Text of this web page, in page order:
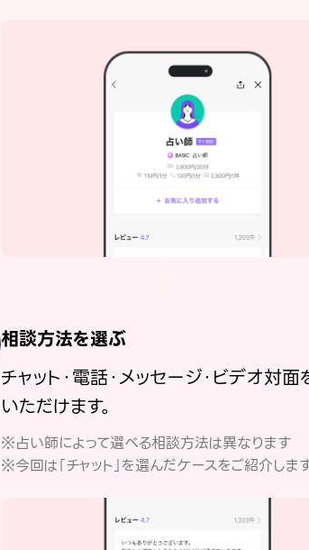
相談方法を選ぶ
チャット・電話・メッセージ・ビデオ対
いただけます。
※占い師によって選べる相談方法は異なります
※今回は「チャット」を選んだケースをご紹介しま